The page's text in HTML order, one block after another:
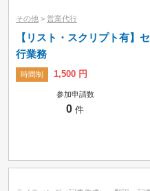
その他 > 営業代行
【リスト・スクリプト有】
行業務
時間制 1,500 円
参加申請数
0 件